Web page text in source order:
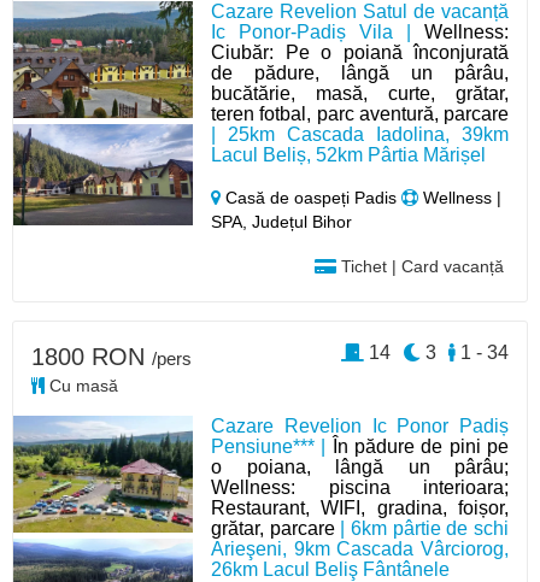
Cazare Revelion Satul de vacanță
Ic Ponor-Padiș Vila | Wellness:
Ciubăr: Pe o poiană înconjurată
de pădure, lângă un pârâu,
bucătărie, masă, curte, grătar,
teren fotbal, parc aventură, parcare
| 25km Cascada Iadolina, 39km
Lacul Beliș, 52km Pârtia Mărișel
Casă de oaspeți Padis
Wellness |
SPA, Județul Bihor
Tichet | Card vacanță
Cazare Revelion Ic Ponor Padiș
Pensiune*** |
În pădure de pini pe
o poiana, lângă un pârâu;
Wellness: piscina interioara;
Restaurant, WIFI, gradina, foișor,
grătar, parcare| 6km pârtie de schi
Arieşeni, 9km Cascada Vârciorog,
26km Lacul Beliş Fântânele
1800 RON /pers
Cu masă
1 - 34
3
14